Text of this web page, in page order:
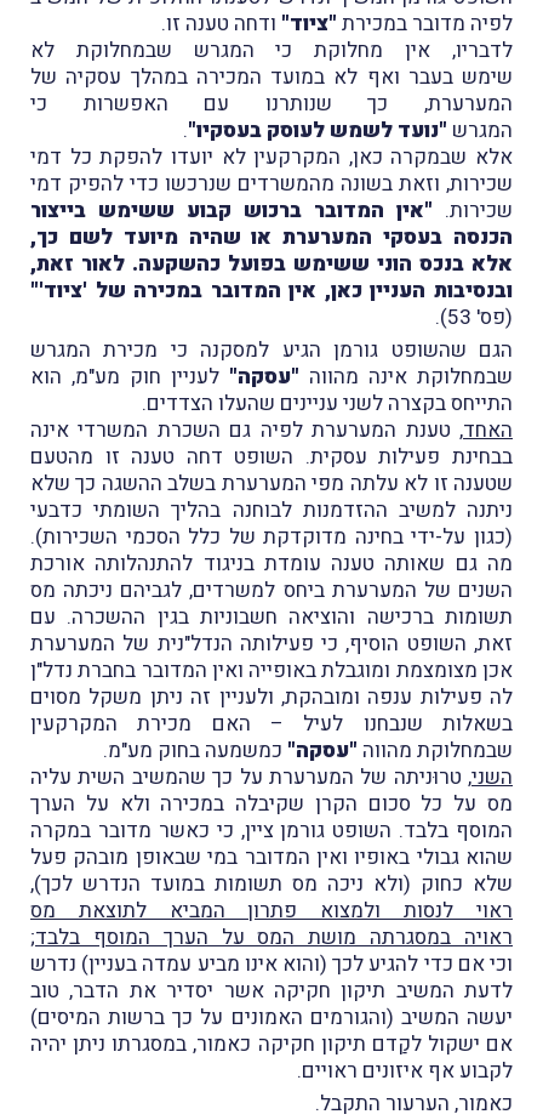
לפיה מדובר במכירת "ציוד" ודחה טענה זו.
לדבריו, אין מחלוקת כי המגרש שבמחלוקת לא
שימש בעבר ואף לא במועד המכירה במהלך עסקיה של
המערערת, כך שנותרנו עם האפשרות כי
המגרש "נועד לשמש לעוסק בעסקיו".
אלא שבמקרה כאן, המקרקעין לא יועדו להפקת כל דמי
שכירות, וזאת בשונה מהמשרדים שנרכשו כדי להפיק דמי
שכירות. "אין המדובר ברכוש קבוע ששימש בייצור
הכנסה בעסקי המערערת או שהיה מיועד לשם כך,
אלא בנכס הוני ששימש בפועל כהשקעה. לאור זאת,
ובנסיבות העניין כאן, אין המדובר במכירה של 'ציוד'"
(פס' 53).
הגם שהשופט גורמן הגיע למסקנה כי מכירת המגרש
שבמחלוקת אינה מהווה "עסקה" לעניין חוק מע"מ, הוא
התייחס בקצרה לשני עניינים שהעלו הצדדים.
האחד, טענת המערערת לפיה גם השכרת המשרדי אינה
בבחינת פעילות עסקית. השופט דחה טענה זו מהטעם
שטענה זו לא עלתה מפי המערערת בשלב ההשגה כך שלא
ניתנה למשיב ההזדמנות לבוחנה בהליך השומתי כדבעי
(כגון על-ידי בחינה מדוקדקת של כלל הסכמי השכירות).
מה גם שאותה טענה עומדת בניגוד להתנהלותה אורכת
השנים של המערערת ביחס למשרדים, לגביהם ניכתה מס
תשומות ברכישה והוציאה חשבוניות בגין ההשכרה. עם
זאת, השופט הוסיף, כי פעילותה הנדל"נית של המערערת
אכן מצומצמת ומוגבלת באופייה ואין המדובר בחברת נדל"ן
לה פעילות ענפה ומובהקת, ולעניין זה ניתן משקל מסוים
בשאלות שנבחנו לעיל – האם מכירת המקרקעין
שבמחלוקת מהווה "עסקה" כמשמעה בחוק מע"מ.
השני, טרוּניתה של המערערת על כך שהמשיב השית עליה
מס על כל סכום הקרן שקיבלה במכירה ולא על הערך
המוסף בלבד. השופט גורמן ציין, כי כאשר מדובר במקרה
שהוא גבולי באופיו ואין המדובר במי שבאופן מובהק פעל
שלא כחוק (ולא ניכה מס תשומות במועד הנדרש לכך),
ראוי לנסות ולמצוא פתרון המביא לתוצאת מס
ראויה במסגרתה מושת המס על הערך המוסף בלבד;
וכי אם כדי להגיע לכך (והוא אינו מביע עמדה בעניין) נדרש
לדעת המשיב תיקון חקיקה אשר יסדיר את הדבר, טוב
יעשה המשיב (והגורמים האמונים על כך ברשות המיסים)
אם ישקול לקַדם תיקון חקיקה כאמור, במסגרתו ניתן יהיה
לקבוע אף איזונים ראויים.
כאמור, הערעור התקבל.